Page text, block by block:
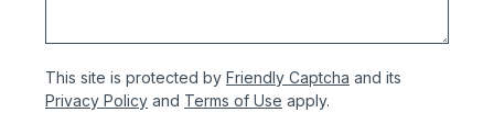
chromatiert- Zusätzlich erhalten alle
Aluminium- und Stahlteile, Ausnahme
This site is protected by Friendly Captcha and its
Privacy Policy and Terms of Use apply.